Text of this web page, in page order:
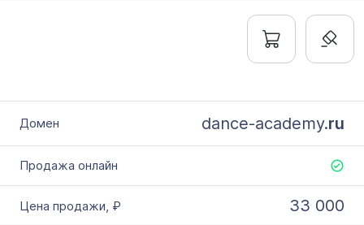
dance-academy.ru
33 000